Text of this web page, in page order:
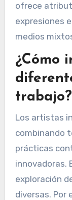
ofrece
expresiones
medios
¿Cómo
trabajo?
Los artistas
combinando
prácticas
innovadoras.
exploración
diversas. Por